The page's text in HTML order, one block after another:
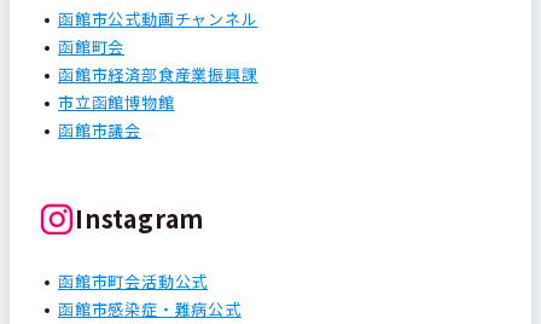
函館市公式動画チャンネル
函館町会
函館市経済部食産業振興課
市立函館博物館
函館市議会
Instagram
函館市町会活動公式
函館市感染症・難病公式